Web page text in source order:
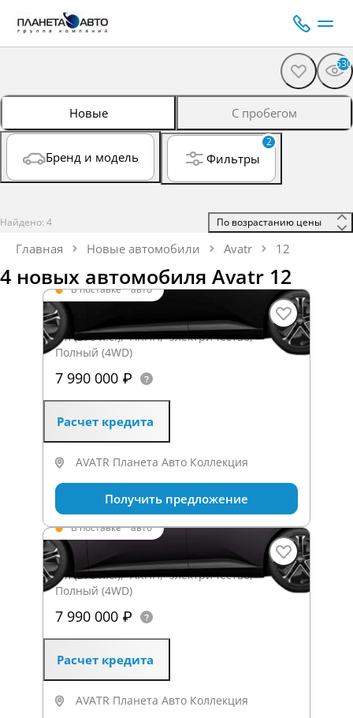
530
Новые С пробегом
Бренд и модель
2
Фильтры
Найдено: 4
Главная Новые автомобили Avatr 12
4 новых автомобиля Avatr 12
В поставке·авто
12 12_3.1
0 л (578 л.с.), АКПП, электричество,
Полный (4WD)
7 990 000 ₽
Расчет кредита
AVATR Планета Авто Коллекция
Получить предложение
В поставке·авто
12 12_3.1
0 л (578 л.с.), АКПП, электричество,
Полный (4WD)
7 990 000 ₽
Расчет кредита
AVATR Планета Авто Коллекция